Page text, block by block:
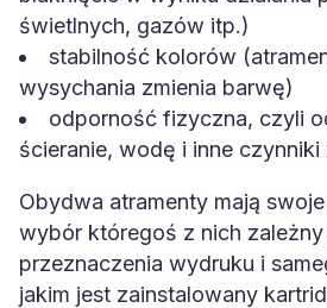
świetlnych, gazów itp.)
stabilność kolorów
wysychania zmienia barwę)
odporność fizyczna, czyli
ścieranie, wodę i inne czynniki
Obydwa atramenty mają
wybór któregoś z nich
przeznaczenia wydruku i
jakim jest zainstalowany